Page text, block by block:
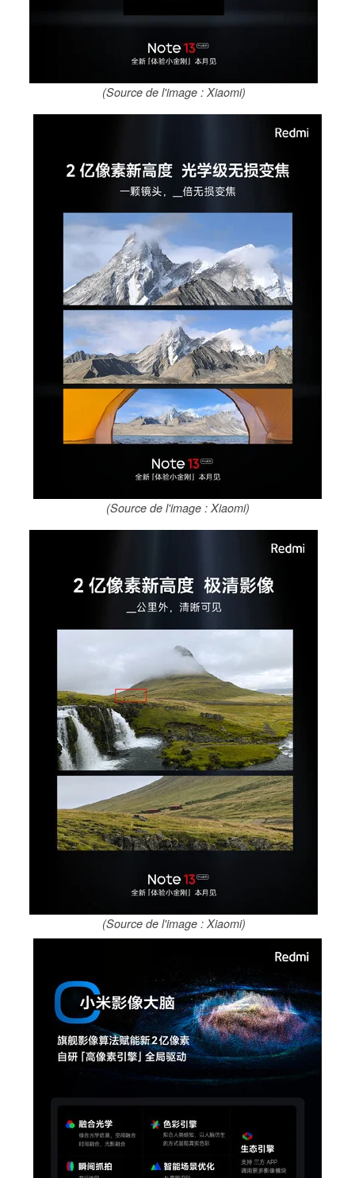
(Source de l'image : Xiaomi)
(Source de l'image : Xiaomi)
(Source de l'image : Xiaomi)